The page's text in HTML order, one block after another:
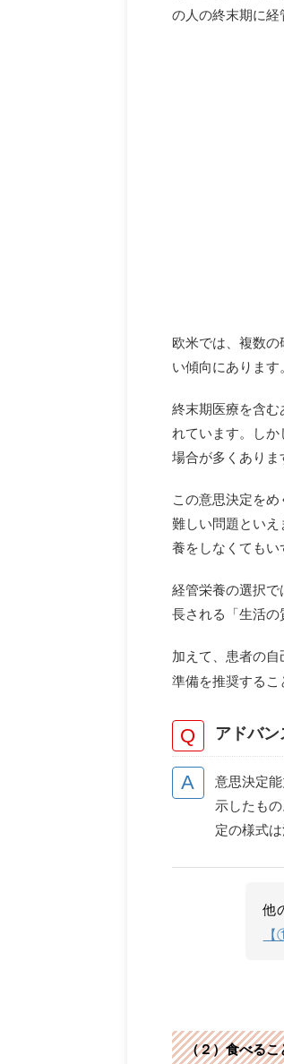
の人の終末期に経
欧米では、複数
い傾向にあります。
終末期医療を含
れています。し
場合が多くありま
この意思決定を
難しい問題とい
養をしなくてもい
経管栄養の選択
長される「生活の
加えて、患者の
準備を推奨するこ
アドバ
意思決定
示したも
定の様式は
他
（２）食べるこ